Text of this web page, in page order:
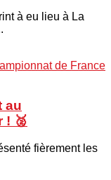
à eu lieu à La
au
! 🥈
fièrement les